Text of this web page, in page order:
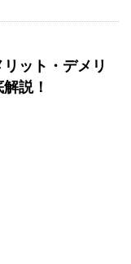
ット・デメリ
説！